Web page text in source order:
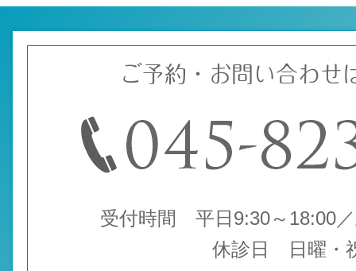
ご予約・お問い合わせ
受付時間 平日9:30～18:00
休診日 日曜・